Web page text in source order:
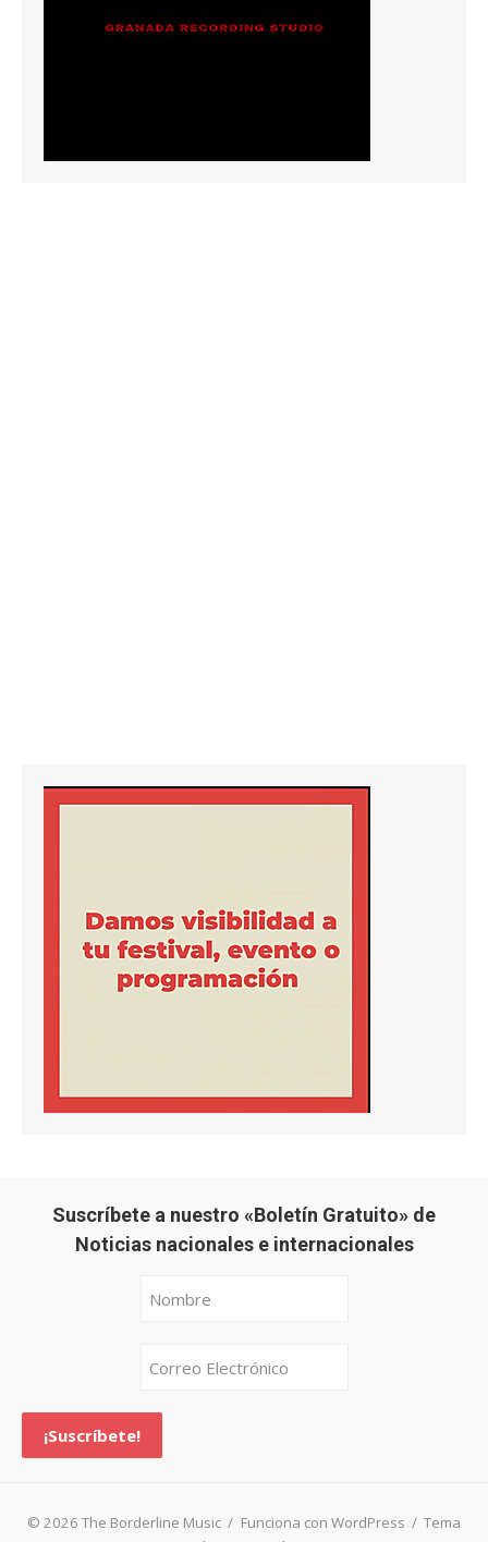
Suscríbete a nuestro «Boletín Gratuito» de
Noticias nacionales e internacionales
© 2026 The Borderline Music / Funciona con WordPress / Tema